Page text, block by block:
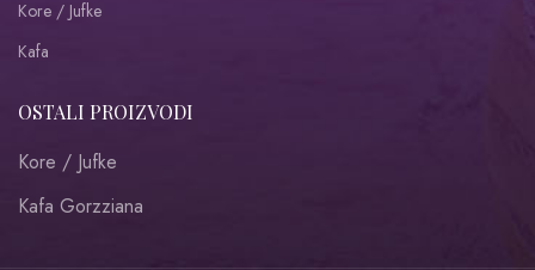
Kore / Jufke
Kafa
OSTALI PROIZVODI
Kore / Jufke
Kafa Gorzziana